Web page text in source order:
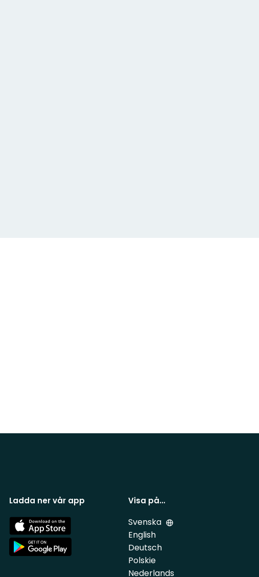
Ladda ner vår app
App
Store
App
Store
Visa på…
Svenska
English
Deutsch
Polskie
Nederlands